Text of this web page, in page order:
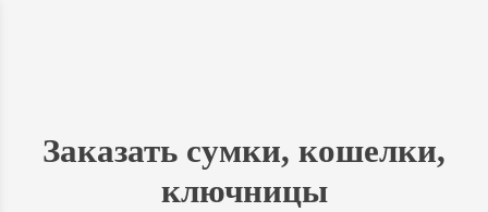
Заказать сумки, кошелки,
ключницы